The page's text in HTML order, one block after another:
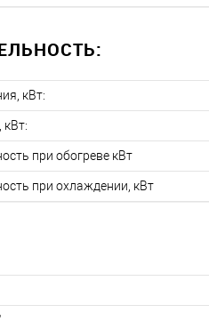
кВт:
кВт:
при обогреве кВт
при охлаждении, кВт